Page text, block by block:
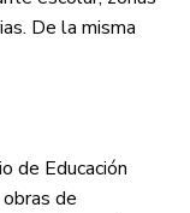
De la misma
de Educación
de